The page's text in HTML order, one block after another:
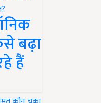
बढ़ा
हैं